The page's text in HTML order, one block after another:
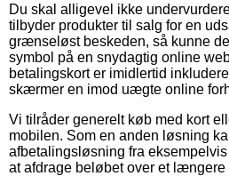
Du skal alligevel ikke
tilbyder produkter til salg for en
grænseløst beskeden, så kunne
symbol på en snydagtig online
betalingskort er imidlertid
skærmer en imod uægte online
Vi tilråder generelt køb med kort
mobilen. Som en anden løsning
afbetalingsløsning fra
at afdrage beløbet over et længere